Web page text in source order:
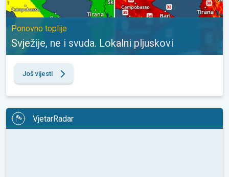
Ponovno toplije
Svježije, ne i svuda. Lokalni pljuskovi
Još vijesti
VjetarRadar